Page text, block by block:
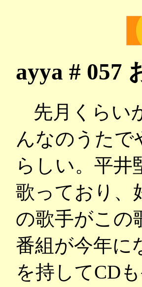
ayya # 057
先月くらい
んなのうた
らしい。平
歌っており、
の歌手がこの
番組が今年に
を持してCD